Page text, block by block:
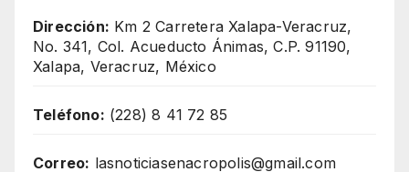
Dirección: Km 2 Carretera Xalapa-Veracruz,
No. 341, Col. Acueducto Ánimas, C.P. 91190,
Xalapa, Veracruz, México
Teléfono: (228) 8 41 72 85
Correo: lasnoticiasenacropolis@gmail.com